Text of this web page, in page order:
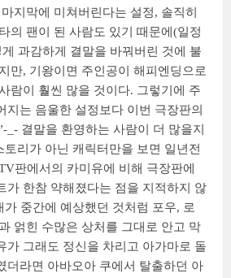
지막에 미쳐버린다는 설정, 솔직히
의 팬이 된 사람도 있기 때문에(일정
과감하게 결말을 바꿔버린 것에 불
만, 기왕이면 주인공이 해피엔딩으로
람이 훨씬 많을 것이다. 그렇기에 주
지는 음울한 설정보다 이번 극장판의
-_- 결말을 환영하는 사람이 더 많을지
토리가 아닌 캐릭터만을 보면 일년전
판에서의 카미유에 비해 극장판에
가 한참 약해졌다는 점을 지적하지 않
가 중간에 예상했던 것처럼 포우, 로
얽힌 수많은 상처를 그대로 안고 막
가 그래도 정신을 차리고 아가마로 돌
더라면 아바오아 쿠에서 탈출하던 아